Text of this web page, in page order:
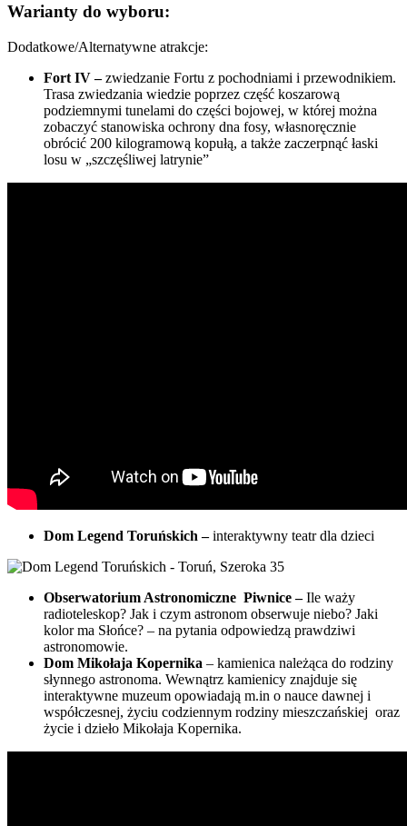
Warianty do wyboru:
Dodatkowe/Alternatywne atrakcje:
Fort IV –zwiedzanie Fortu z pochodniami i przewodnikiem.
Trasa zwiedzania wiedzie poprzez część koszarową
podziemnymi tunelami do części bojowej, w której można
zobaczyć stanowiska ochrony dna fosy, własnoręcznie
obrócić 200 kilogramową kopułą, a także zaczerpnąć łaski
losu w „szczęśliwej latrynie”
Dom Legend Toruńskich –interaktywny teatr dla dzieci
Obserwatorium Astronomiczne Piwnice –Ile waży
radioteleskop? Jak i czym astronom obserwuje niebo? Jaki
kolor ma Słońce? – na pytania odpowiedzą prawdziwi
astronomowie.
Dom Mikołaja Kopernika – kamienica należąca do rodziny
słynnego astronoma. Wewnątrz kamienicy znajduje się
interaktywne muzeum opowiadają m.in o nauce dawnej i
współczesnej, życiu codziennym rodziny mieszczańskiej oraz
życie i dzieło Mikołaja Kopernika.